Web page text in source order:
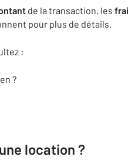
de la transaction, les
pour plus de détails.
:
?
location ?